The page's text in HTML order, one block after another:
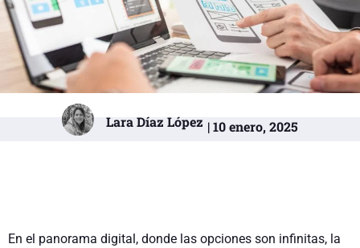
Lara Díaz López | 10 enero, 2025
En el panorama digital, donde las opciones son infinitas, la